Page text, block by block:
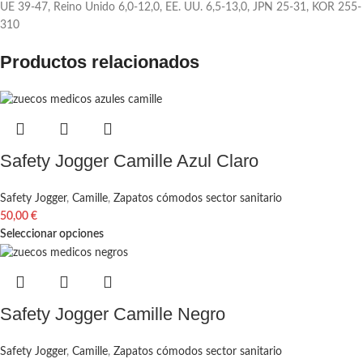
UE 39-47, Reino Unido 6,0-12,0, EE. UU. 6,5-13,0, JPN 25-31, KOR 255-
310
Productos relacionados
Safety Jogger Camille Azul Claro
Safety Jogger, Camille, Zapatos cómodos sector sanitario
50,00 €
Seleccionar opciones
Safety Jogger Camille Negro
Safety Jogger, Camille, Zapatos cómodos sector sanitario